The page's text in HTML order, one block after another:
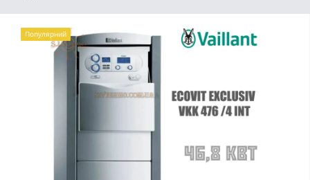
Популярний